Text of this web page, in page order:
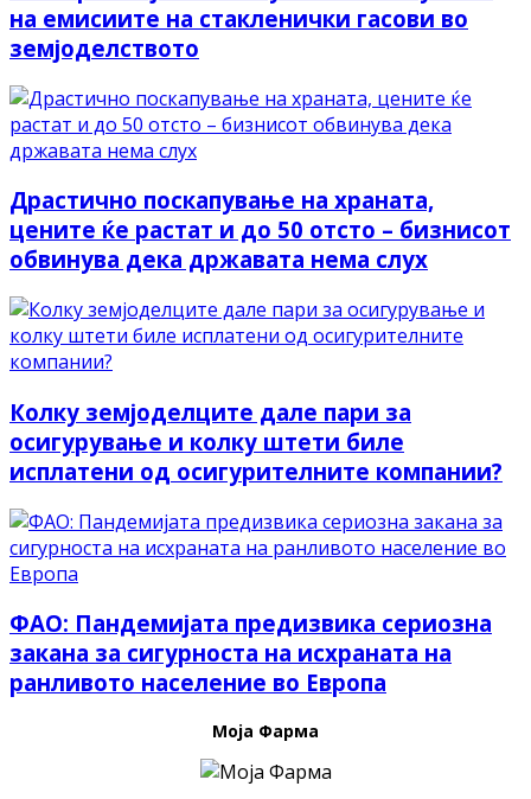
на емисиите на стакленички гасови во
земјоделството
Драстично поскапување на храната,
цените ќе растат и до 50 отсто – бизнисот
обвинyвa дека државата нeмa cлyх
Колку земјоделците дале пари за
осигурување и колку штети биле
исплатени од осигурителните компании?
ФАО: Пандемијата предизвика сериозна
закана за сигурноста на исхраната на
ранливото население во Европа
Моја Фарма